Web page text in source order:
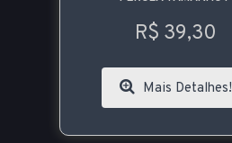
R$ 39,30
Mais Detalhes!